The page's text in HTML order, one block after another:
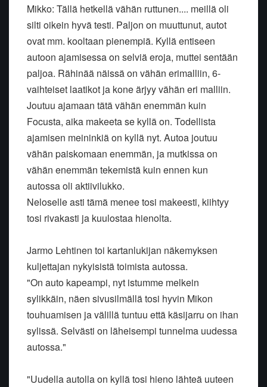
Mikko: Tällä hetkellä vähän ruttunen.... meillä oli
silti oikein hyvä testi. Paljon on muuttunut, autot
ovat mm. kooltaan pienempiä. Kyllä entiseen
autoon ajamisessa on selviä eroja, muttei sentään
paljoa. Rähinää näissä on vähän erimalliin, 6-
vaihteiset laatikot ja kone ärjyy vähän eri malliin.
Joutuu ajamaan tätä vähän enemmän kuin
Focusta, aika makeeta se kyllä on. Todellista
ajamisen meininkiä on kyllä nyt. Autoa joutuu
vähän paiskomaan enemmän, ja mutkissa on
vähän enemmän tekemistä kuin ennen kun
autossa oli aktiivilukko.
Neloselle asti tämä menee tosi makeesti, kiihtyy
tosi rivakasti ja kuulostaa hienolta.
Jarmo Lehtinen toi kartanlukijan näkemyksen
kuljettajan nykyisistä toimista autossa.
"On auto kapeampi, nyt istumme melkein
sylikkäin, näen sivusilmällä tosi hyvin Mikon
touhuamisen ja välillä tuntuu että käsijarru on ihan
sylissä. Selvästi on läheisempi tunnelma uudessa
autossa."
"Uudella autolla on kyllä tosi hieno lähteä uuteen